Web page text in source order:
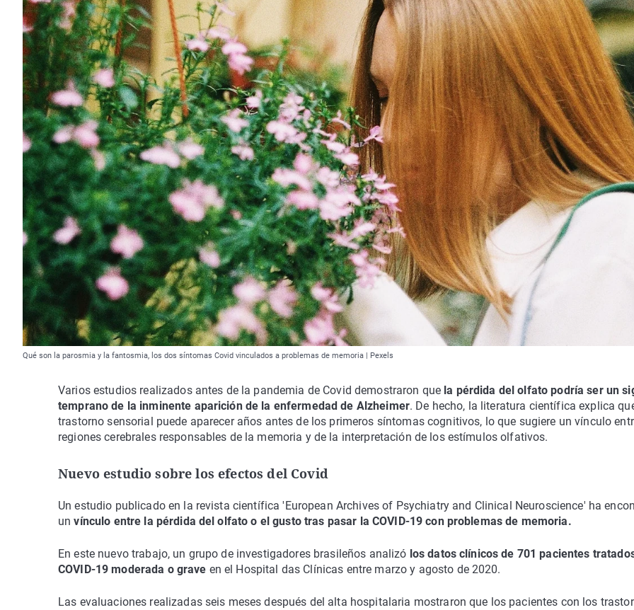
Qué son la parosmia y la fantosmia, los dos síntomas Covid vinculados a problemas de memoria | Pexels
Varios estudios realizados antes de la pandemia de Covid demostraron que la pérdida del olfato podría ser un
temprano de la inminente aparición de la enfermedad de Alzheimer. De hecho, la literatura científica explica
trastorno sensorial puede aparecer años antes de los primeros síntomas cognitivos, lo que sugiere un vínculo
regiones cerebrales responsables de la memoria y de la interpretación de los estímulos olfativos.
Nuevo estudio sobre los efectos del Covid
Un estudio publicado en la revista científica 'European Archives of Psychiatry and Clinical Neuroscience' ha
unvínculo entre la pérdida del olfato o el gusto tras pasar la COVID-19 con problemas de memoria.
En este nuevo trabajo, un grupo de investigadores brasileños analizó los datos clínicos de 701 pacientes
COVID-19 moderada o grave en el Hospital das Clínicas entre marzo y agosto de 2020.
Las evaluaciones realizadas seis meses después del alta hospitalaria mostraron que los pacientes con los